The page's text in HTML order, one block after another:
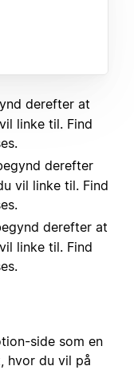
derefter at
linke til. Find
derefter
vil linke til. Find
derefter at
linke til. Find
side som en
hvor du vil på